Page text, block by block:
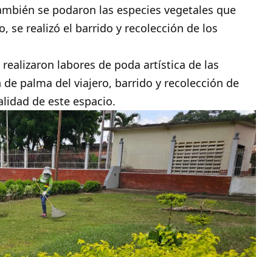
se podaron las especies vegetales que
se realizó el barrido y recolección de los
labores de poda artística de las
palma del viajero, barrido y recolección de
de este espacio.